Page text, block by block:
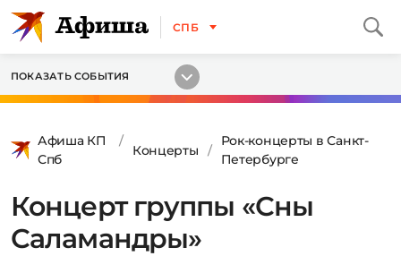
СПБ
ПОКАЗАТЬ СОБЫТИЯ
Афиша КП
Спб
Концерты
Рок-концерты в Санкт-
Петербурге
Концерт группы «Сны
Саламандры»